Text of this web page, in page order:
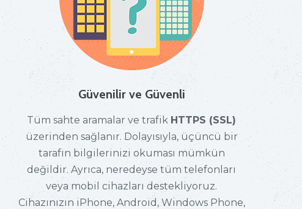
Güvenilir ve Güvenli
Tüm sahte aramalar ve trafik HTTPS (SSL)
üzerinden sağlanır. Dolayısıyla, üçüncü bir
tarafın bilgilerinizi okuması mümkün
değildir. Ayrıca, neredeyse tüm telefonları
veya mobil cihazları destekliyoruz.
Cihazınızın iPhone, Android, Windows Phone,